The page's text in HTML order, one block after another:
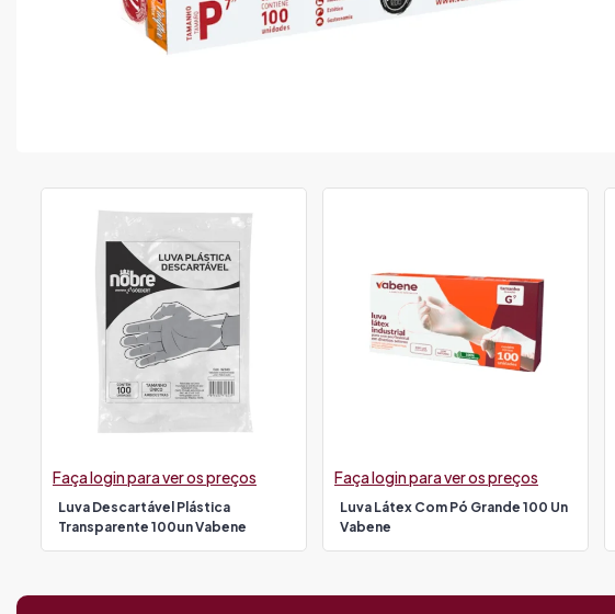
Luva Descartável Plástica
Transparente 100un Vabene
Faça login para ver os preços
Luva Látex Com Pó Grande 100 Un
Vabene
Faça login para ver os preços